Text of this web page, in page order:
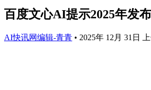
百度文心AI提示2025年发
AI快讯网编辑-青青 • 2025年 12月 31日